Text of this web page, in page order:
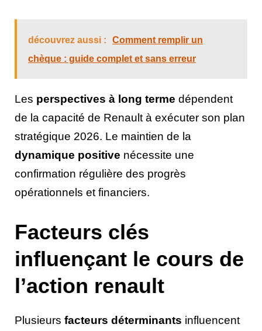
découvrez aussi :
Comment remplir un
chèque : guide complet et sans erreur
Les perspectives à long terme dépendent
de la capacité de Renault à exécuter son plan
stratégique 2026. Le maintien de la
dynamique positive nécessite une
confirmation régulière des progrès
opérationnels et financiers.
Facteurs clés
influençant le cours de
l’action renault
Plusieurs facteurs déterminants influencent